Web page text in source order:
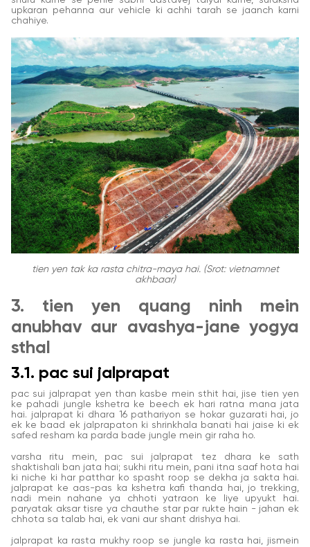
upkaran pehanna aur vehicle ki achhi tarah se jaanch karni
chahiye.
tien yen tak ka rasta chitra-maya hai. (Srot: vietnamnet
akhbaar)
3. tien yen quang ninh mein
anubhav aur avashya-jane yogya
sthal
3.1. pac sui jalprapat
pac sui jalprapat yen than kasbe mein sthit hai, jise tien yen
ke pahadi jungle kshetra ke beech ek hari ratna mana jata
hai. jalprapat ki dhara 16 pathariyon se hokar guzarati hai, jo
ek ke baad ek jalprapaton ki shrinkhala banati hai jaise ki ek
safed resham ka parda bade jungle mein gir raha ho.
varsha ritu mein, pac sui jalprapat tez dhara ke sath
shaktishali ban jata hai; sukhi ritu mein, pani itna saaf hota hai
ki niche ki har patthar ko spasht roop se dekha ja sakta hai.
jalprapat ke aas-pas ka kshetra kafi thanda hai, jo trekking,
nadi mein nahane ya chhoti yatraon ke liye upyukt hai.
paryatak aksar tisre ya chauthe star par rukte hain - jahan ek
chhota sa talab hai, ek vani aur shant drishya hai.
jalprapat ka rasta mukhy roop se jungle ka rasta hai, jismein